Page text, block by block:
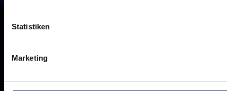
Statistiken
Marketing